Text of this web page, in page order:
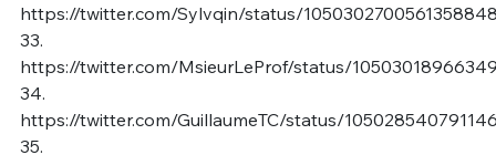
https://twitter.com/Sylvqin/status/
33.
https://twitter.com/MsieurLeProf/status/
34.
https://twitter.com/GuillaumeTC/status/
35.